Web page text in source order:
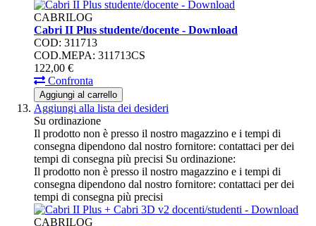
CABRILOG
Cabri II Plus studente/docente - Download
COD: 311713
COD.MEPA: 311713CS
122,00 €
Confronta
Aggiungi al carrello
Aggiungi alla lista dei desideri
Su ordinazione
Il prodotto non è presso il nostro magazzino e i tempi di
consegna dipendono dal nostro fornitore: contattaci per dei
tempi di consegna più precisi Su ordinazione:
Il prodotto non è presso il nostro magazzino e i tempi di
consegna dipendono dal nostro fornitore: contattaci per dei
tempi di consegna più precisi
CABRILOG